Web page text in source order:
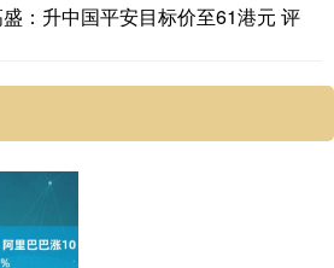
：升中国平安目标价至61港元 评